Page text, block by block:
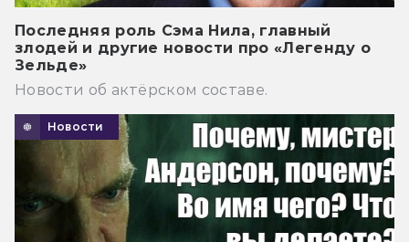
Последняя роль Сэма Нила, главный
злодей и другие новости про «Легенду о
Зельде»
Новости об актёрском составе.
Новости